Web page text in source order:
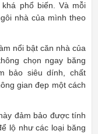
phổ biến. Và mỗi
nhà của mình theo
nổi bật căn nhà của
chọn ngay băng
bảo siêu dính, chất
gian đẹp một cách
đảm bảo được tính
lộ như các loại băng